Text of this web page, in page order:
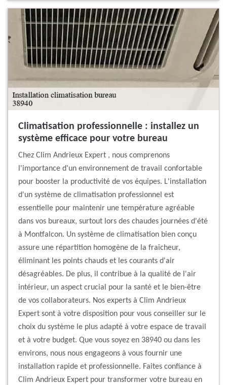
Climatisation professionnelle : installez un
système efficace pour votre bureau
Chez Clim Andrieux Expert , nous comprenons
l'importance d'un environnement de travail confortable
pour booster la productivité de vos équipes. L'installation
d'un système de climatisation professionnel est
essentielle pour maintenir une température agréable
dans vos bureaux, surtout lors des chaudes journées d'été
à Montfalcon. Un système de climatisation bien conçu
assure une répartition homogène de la fraîcheur,
éliminant les points chauds et les courants d'air
désagréables. De plus, il contribue à la qualité de l'air
intérieur, un aspect crucial pour la santé et le bien-être
de vos collaborateurs. Nos experts à Clim Andrieux
Expert sont à votre disposition pour vous conseiller sur le
choix du système le plus adapté à votre espace de travail
et à votre budget. Que vous soyez en 38940 ou dans les
environs, nous nous engageons à vous fournir une
installation rapide et professionnelle. Faites confiance à
Clim Andrieux Expert pour transformer votre bureau en